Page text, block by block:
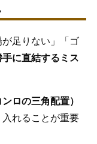
が足りない」「ゴ
に直結するミス
ロの三角配置）
れることが重要